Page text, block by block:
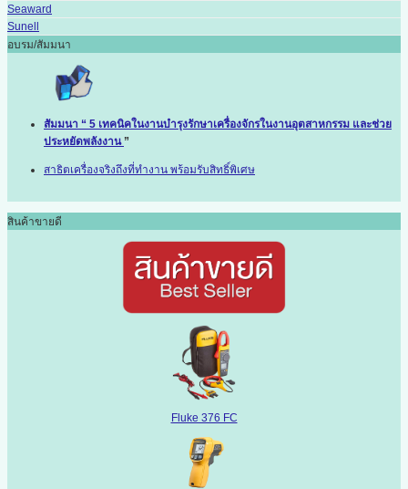
Seaward
Sunell
อบรม/สัมมนา
สัมมนา “ 5 เทคนิคในงานบำรุงรักษาเครื่องจักรในงานอุตสาหกรรม และช่วย
ประหยัดพลังงาน ”
สาธิตเครื่องจริงถึงที่ทำงาน พร้อมรับสิทธิ์พิเศษ
สินค้าขายดี
Fluke 376 FC